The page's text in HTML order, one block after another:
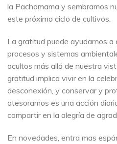
la Pachamama y sembramos
este próximo ciclo de cultivos.
La gratitud puede ayudarnos
procesos y sistemas
ocultos más allá de nuestra
gratitud implica vivir en la
desconexión, y conservar y
atesoramos es una acción
compartir en la alegría de
En novedades, entra mas